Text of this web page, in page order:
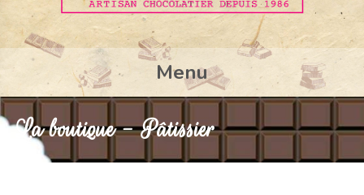
Menu
La boutique - Pâtissier